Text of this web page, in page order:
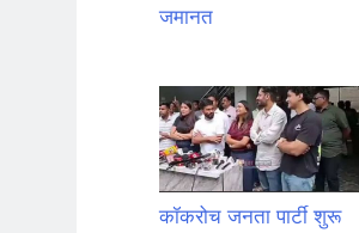
जमानत
कॉकरोच जनता पार्टी शुरू